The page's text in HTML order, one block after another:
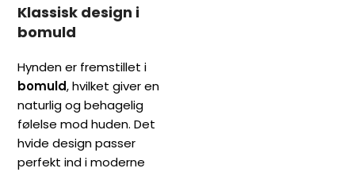
Klassisk design i
bomuld
Hynden er fremstillet i
bomuld, hvilket giver en
naturlig og behagelig
følelse mod huden. Det
hvide design passer
perfekt ind i moderne